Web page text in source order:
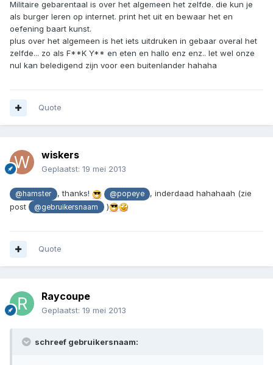
Militaire gebarentaal is over het algemeen het zelfde. die kun je
als burger leren op internet. print het uit en bewaar het en
oefening baart kunst.
plus over het algemeen is het iets uitdruken in gebaar overal het
zelfde... zo als F**K Y** en eten en hallo enz enz.. let wel onze
nul kan beledigend zijn voor een buitenlander hahaha
Quote
wiskers
Geplaatst: 19 mei 2013
@hamster , thanks! @popeye
, inderdaad hahahaah (zie
post
@gebruikersnaam )
Quote
Raycoupe
Geplaatst: 19 mei 2013
schreef gebruikersnaam: